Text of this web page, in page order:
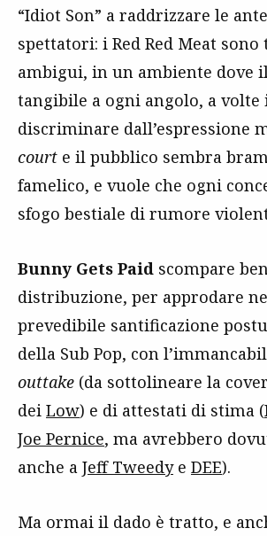
“Idiot Son” a raddrizzare le
spettatori: i Red Red Meat sono
ambigui, in un ambiente dove
tangibile a ogni angolo, a volte
discriminare dall’espressione
court e il pubblico sembra
famelico, e vuole che ogni
sfogo bestiale di rumore
Bunny Gets Paid scompare
distribuzione, per approdare
prevedibile santificazione
della Sub Pop, con
outtake (da sottolineare la
dei Low) e di attestati di stima (
Joe Pernice, ma avrebbero
anche a Jeff Tweedye DEE).
Ma ormai il dado è tratto, e